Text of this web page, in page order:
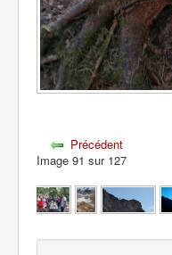
Précédent
Image 91 sur 127